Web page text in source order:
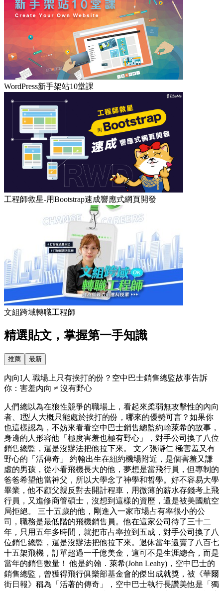
WordPress新手架站10堂課
工程師救星-用Bootstrap速成響應式網頁開發
文組跨域轉職工程師
精選貼文，掌握第一手知識
推薦 最新
內向I人 職場上只有挨打的份？空中巴士銷售總監故事告訴
你：害羞內向 ≠ 沒有野心
人們總以為在狼性競爭的職場上，看起來柔弱無攻擊性的內向
者、I型人大概只能處於挨打的份，哪來的優勢可言？如果你
也這樣認為，不妨來看看空中巴士銷售總監約翰萊希的故事，
身邊的人形容他「極度害羞也極有野心」，對手公司換了八位
銷售總監，還是沒辦法把他拉下來。 文／張瀞仁 極害羞又有
野心的「活傳奇」 約翰出生在紐約機場附近，是個害羞又謙
虛的男孩，從小看飛機長大的他，夢想是當飛行員，但專制的
爸爸希望他當神父，所以大學念了神學和哲學。好不容易大學
畢業，他不顧父親反對去開計程車，用微薄的薪水存錢考上飛
行員，又進修商管碩士，沒想到這樣的資歷，還是被美國航空
局拒絕。 三十五歲的他，剛進入一家市場占有率很小的公
司，職務是最低階的飛機銷售員。他在這家公司待了三十二
年，只用五年多時間，就把市占率拉到五成，對手公司換了八
位銷售總監，還是沒辦法把他拉下來。退休當年還賣了八百七
十五架飛機，訂單超過一千億美金，這可不是生涯總合，而是
當年的銷售數量！ 他是約翰．萊希(John Leahy)，空中巴士的
銷售總監，曾獲得飛行俱樂部基金會的傑出成就獎，被《華爾
街日報》稱為「活著的傳奇」，空中巴士執行長讚美他是「獨